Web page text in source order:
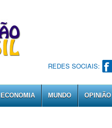
REDES SOCIAIS:
ECONOMIA MUNDO OPINIÃO